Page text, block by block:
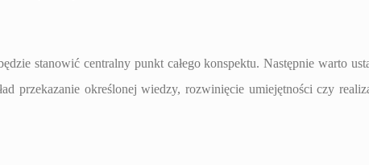
stanowić centralny punkt całego konspektu. Następnie warto
przekazanie określonej wiedzy, rozwinięcie umiejętności czy